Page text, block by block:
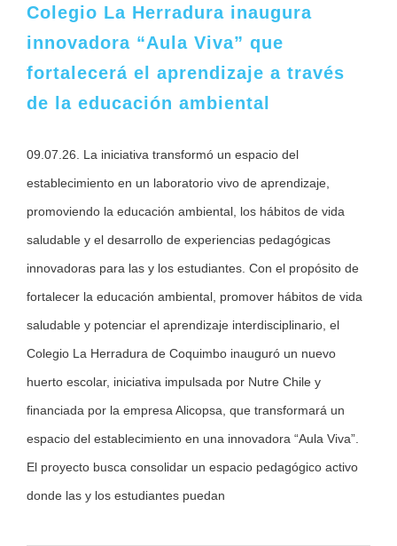
Colegio La Herradura inaugura
innovadora “Aula Viva” que
fortalecerá el aprendizaje a través
de la educación ambiental
09.07.26. La iniciativa transformó un espacio del
establecimiento en un laboratorio vivo de aprendizaje,
promoviendo la educación ambiental, los hábitos de vida
saludable y el desarrollo de experiencias pedagógicas
innovadoras para las y los estudiantes. Con el propósito de
fortalecer la educación ambiental, promover hábitos de vida
saludable y potenciar el aprendizaje interdisciplinario, el
Colegio La Herradura de Coquimbo inauguró un nuevo
huerto escolar, iniciativa impulsada por Nutre Chile y
financiada por la empresa Alicopsa, que transformará un
espacio del establecimiento en una innovadora “Aula Viva”.
El proyecto busca consolidar un espacio pedagógico activo
donde las y los estudiantes puedan